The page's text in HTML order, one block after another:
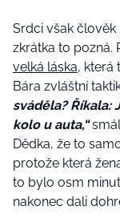
Srdci však
zkrátka to pozná.
velká láska, která
Bára zvláštní
sváděla? Říkala:
kolo u auta,“
Dědka, že to
protože která
to bylo osm
nakonec dali